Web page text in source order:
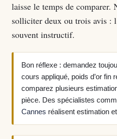
laisse le temps de comparer.
solliciter deux ou trois avis :
souvent instructif.
Bon réflexe : demandez
cours appliqué, poids d’or fin
comparez plusieurs
pièce. Des spécialistes
Cannes réalisent estimation